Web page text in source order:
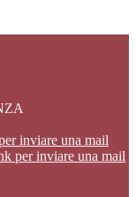
inviare una mail
per inviare una mail